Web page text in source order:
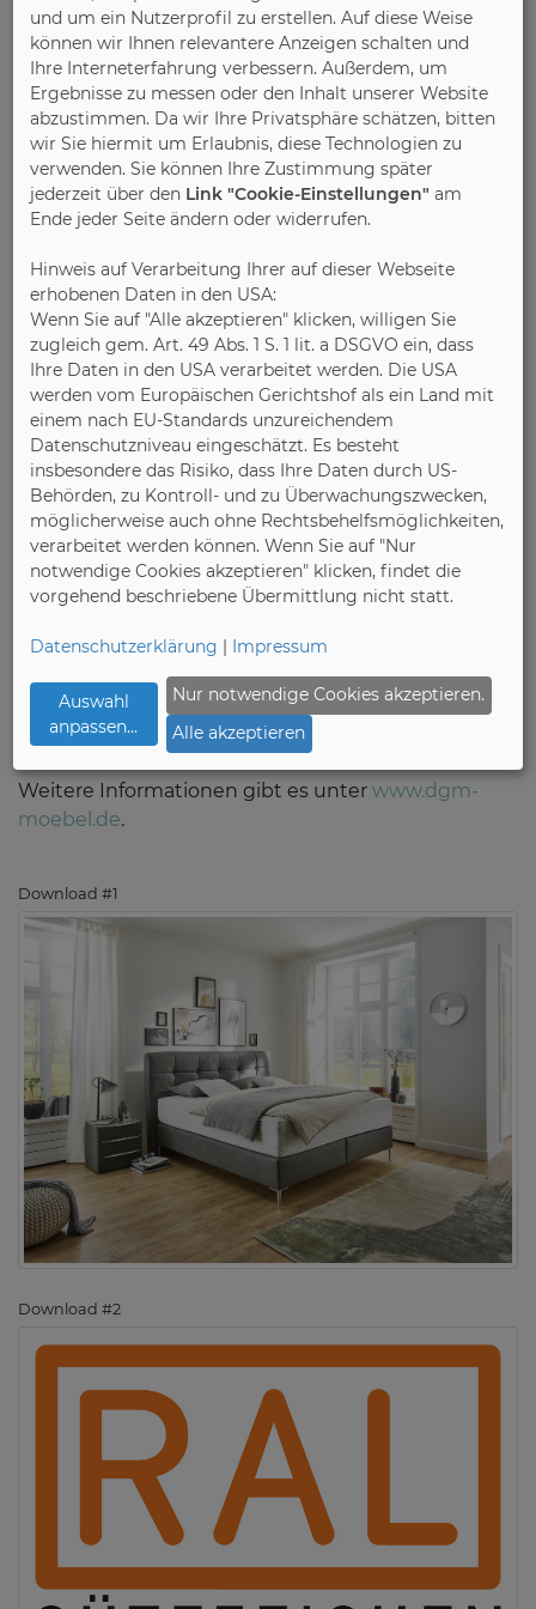
DGM/FT
Bild 1:
Schlafkomfort fängt beim passenden Bett an. Foto:
DGM/Oschmann Comfortbetten
Das RAL-Gütezeichen „Goldenes M“ macht
Möbelqualität erkennbar.
Bild 3:
Boxspringbetten, die halten, was sie versprechen,
lassen sich mithilfe des DGM-Boxspringlabels
finden.
Pressekontakt:
Pressestelle
presse@moebelindustrie.de
Tel. +49 (0) 22 24 / 93 77 0
Weitere Informationen gibt es unter www.dgm-
moebel.de.
Download #1
Download #2
und um ein Nutzerprofil zu erstellen. Auf diese Weise
können wir Ihnen relevantere Anzeigen schalten und
Ihre Interneterfahrung verbessern. Außerdem, um
Ergebnisse zu messen oder den Inhalt unserer Website
abzustimmen. Da wir Ihre Privatsphäre schätzen, bitten
wir Sie hiermit um Erlaubnis, diese Technologien zu
verwenden. Sie können Ihre Zustimmung später
jederzeit über den Link "Cookie-Einstellungen" am
Ende jeder Seite ändern oder widerrufen.
Hinweis auf Verarbeitung Ihrer auf dieser Webseite
erhobenen Daten in den USA:
Wenn Sie auf "Alle akzeptieren" klicken, willigen Sie
zugleich gem. Art. 49 Abs. 1 S. 1 lit. a DSGVO ein, dass
Ihre Daten in den USA verarbeitet werden. Die USA
werden vom Europäischen Gerichtshof als ein Land mit
einem nach EU-Standards unzureichendem
Datenschutzniveau eingeschätzt. Es besteht
insbesondere das Risiko, dass Ihre Daten durch US-
Behörden, zu Kontroll- und zu Überwachungszwecken,
möglicherweise auch ohne Rechtsbehelfsmöglichkeiten,
verarbeitet werden können. Wenn Sie auf "Nur
notwendige Cookies akzeptieren" klicken, findet die
vorgehend beschriebene Übermittlung nicht statt.
Datenschutzerklärung | Impressum
Auswahl
anpassen...
Nur notwendige Cookies akzeptieren.
Alle akzeptieren